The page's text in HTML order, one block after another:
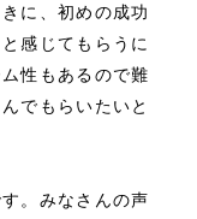
に、初めの成功
感じてもらうに
性もあるので難
でもらいたいと
。みなさんの声